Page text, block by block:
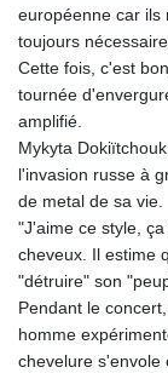
européenne car ils
toujours
Cette fois, c'est
tournée
amplifié.
Mykyta
l'invasion russe à
de metal de sa vie.
"J'aime ce style,
cheveux. Il estime
"détruire" son
Pendant le
homme
chevelure s'envole